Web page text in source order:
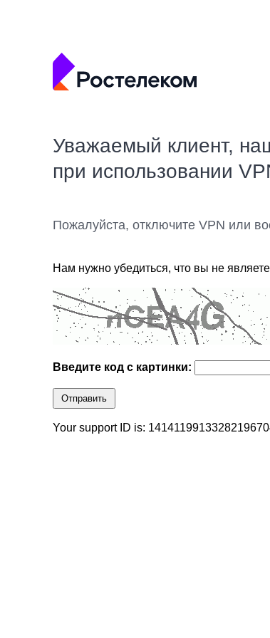
Уважаемый клиент,
при использовании
Пожалуйста, отключите VPN или
Нам нужно убедиться, что вы не
Введите код с картинки:
Отправить
Your support ID is: